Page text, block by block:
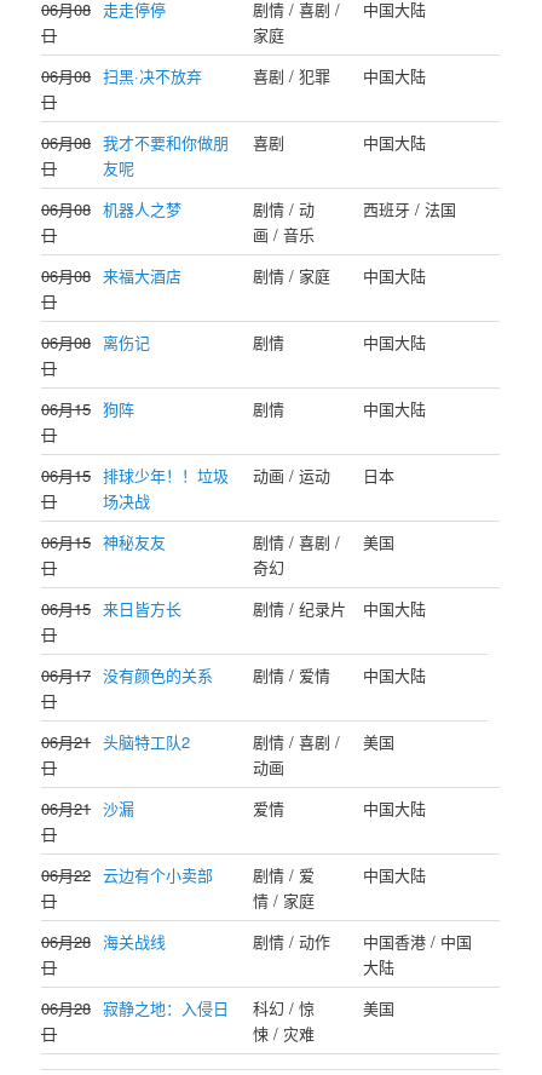
06月08
日
走走停停
剧情 / 喜剧 /
家庭
中国大陆
06月08
日
扫黑·决不放弃 喜剧 / 犯罪 中国大陆
06月08
日
我才不要和你做朋
友呢
喜剧 中国大陆
06月08
日
机器人之梦
剧情 / 动
画 / 音乐
西班牙 / 法国
06月08
日
来福大酒店 剧情 / 家庭 中国大陆
06月08
日
离伤记 剧情 中国大陆
06月15
日
狗阵 剧情 中国大陆
06月15
日
排球少年！！垃圾
场决战
动画 / 运动 日本
06月15
日
神秘友友
剧情 / 喜剧 /
奇幻
美国
06月15
日
来日皆方长 剧情 / 纪录片 中国大陆
06月17
日
没有颜色的关系 剧情 / 爱情 中国大陆
06月21
日
头脑特工队2
剧情 / 喜剧 /
动画
美国
06月21
日
沙漏 爱情 中国大陆
06月22
日
云边有个小卖部
剧情 / 爱
情 / 家庭
中国大陆
06月28
日
海关战线 剧情 / 动作
中国香港 / 中国
大陆
06月28
日
寂静之地：入侵日
科幻 / 惊
悚 / 灾难
美国